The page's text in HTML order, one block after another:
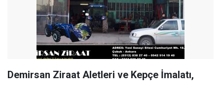
Demirsan Ziraat Aletleri ve Kepçe İmalatı,